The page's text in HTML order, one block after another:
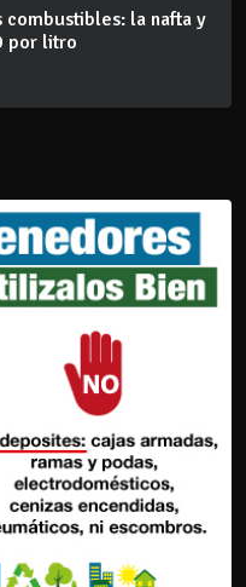
la nafta y
por litro